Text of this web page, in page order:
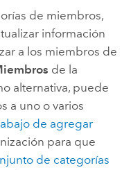
de miembros,
información
a los miembros de
de la
alternativa, puede
a uno o varios
de agregar
para que
de categorías